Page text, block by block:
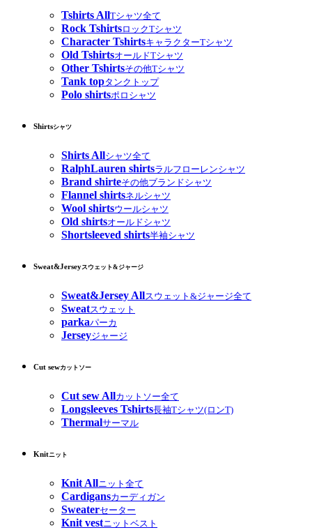
Tshirts AllTシャツ全て
Rock TshirtsロックTシャツ
Character TshirtsキャラクターTシャツ
Old TshirtsオールドTシャツ
Other Tshirtsその他Tシャツ
Tank topタンクトップ
Polo shirtsポロシャツ
Shirtsシャツ
Shirts Allシャツ全て
RalphLauren shirtsラルフローレンシャツ
Brand shirteその他ブランドシャツ
Flannel shirtsネルシャツ
Wool shirtsウールシャツ
Old shirtsオールドシャツ
Shortsleeved shirts半袖シャツ
Sweat&Jerseyスウェット&ジャージ
Sweat&Jersey Allスウェット&ジャージ全て
Sweatスウェット
parkaパーカ
Jerseyジャージ
Cut sewカットソー
Cut sew Allカットソー全て
Longsleeves Tshirts長袖Tシャツ(ロンT)
Thermalサーマル
Knitニット
Knit Allニット全て
Cardigansカーディガン
Sweaterセーター
Knit vestニットベスト